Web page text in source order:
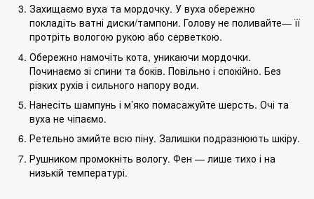
Захищаємо вуха та мордочку. У вуха обережно
покладіть ватні диски/тампони. Голову не поливайте— її
протріть вологою рукою або серветкою.
Обережно намочіть кота, уникаючи мордочки.
Починаємо зі спини та боків. Повільно і спокійно. Без
різких рухів і сильного напору води.
Нанесіть шампунь і м’яко помасажуйте шерсть. Очі та
вуха не чіпаємо.
Ретельно змийте всю піну. Залишки подразнюють шкіру.
Рушником промокніть вологу. Фен — лише тихо і на
низькій температурі.